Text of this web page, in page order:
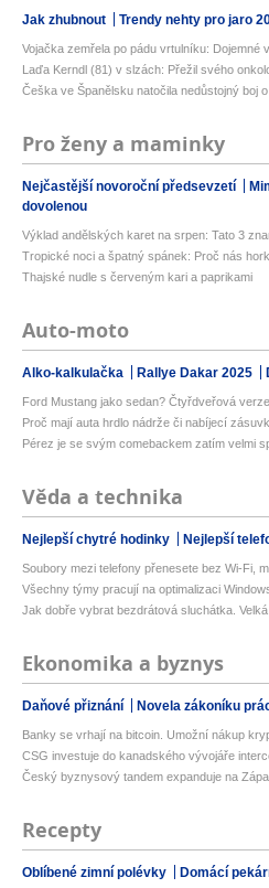
Jak zhubnout Trendy nehty pro jaro
Vojačka zemřela po pádu vrtulníku: Dojemné
Laďa Kerndl (81) v slzách: Přežil svého
Češka ve Španělsku natočila nedůstojný boj
Pro ženy a maminky
Nejčastější novoroční předsevzetí
dovolenou
Výklad andělských karet na srpen: Tato 3
Tropické noci a špatný spánek: Proč nás
Thajské nudle s červeným kari a paprikami
Auto-moto
Alko-kalkulačka Rallye Dakar 2025
Ford Mustang jako sedan? Čtyřdveřová
Proč mají auta hrdlo nádrže či nabíjecí
Pérez je se svým comebackem zatím velmi
Věda a technika
Nejlepší chytré hodinky Nejlepší
Soubory mezi telefony přenesete bez Wi-Fi,
Všechny týmy pracují na optimalizaci
Jak dobře vybrat bezdrátová sluchátka.
Ekonomika a byznys
Daňové přiznání Novela zákoníku
Banky se vrhají na bitcoin. Umožní nákup
CSG investuje do kanadského vývojáře
Český byznysový tandem expanduje na
Recepty
Oblíbené zimní polévky Domácí